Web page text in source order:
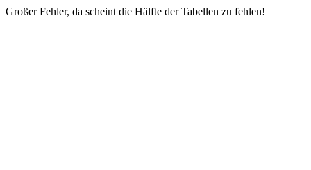
Großer Fehler, da scheint die Hälfte der Tabellen zu fehlen!